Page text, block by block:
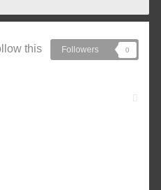
this Followers 0